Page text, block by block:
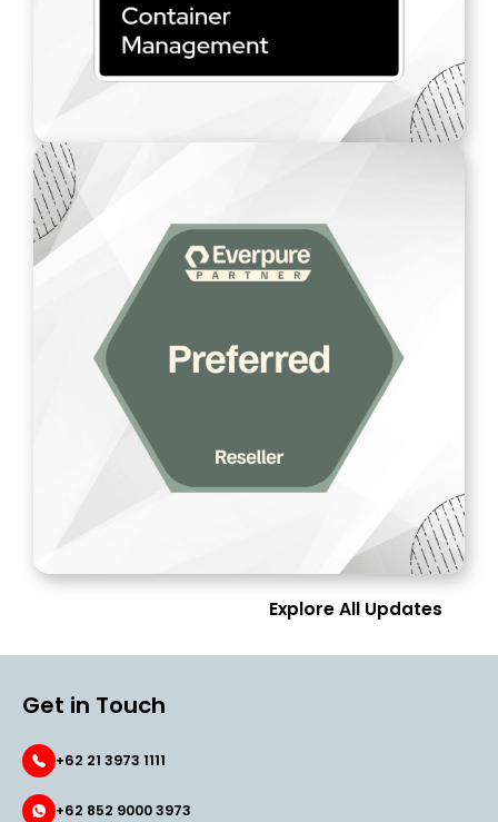
Explore All Updates
Get in Touch
+62 21 3973 1111
+62 852 9000 3973